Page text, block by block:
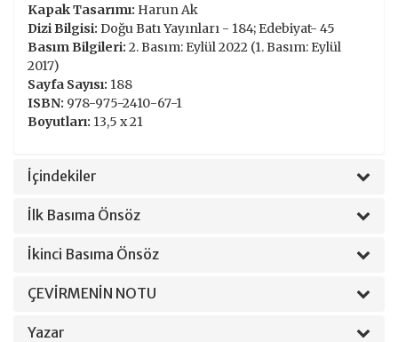
Kapak Tasarımı: Harun Ak
Dizi Bilgisi: Doğu Batı Yayınları - 184; Edebiyat- 45
Basım Bilgileri: 2. Basım: Eylül 2022 (1. Basım: Eylül
2017)
Sayfa Sayısı: 188
ISBN: 978-975-2410-67-1
Boyutları: 13,5 x 21
İçindekiler
İlk Basıma Önsöz
İkinci Basıma Önsöz
ÇEVİRMENİN NOTU
Yazar